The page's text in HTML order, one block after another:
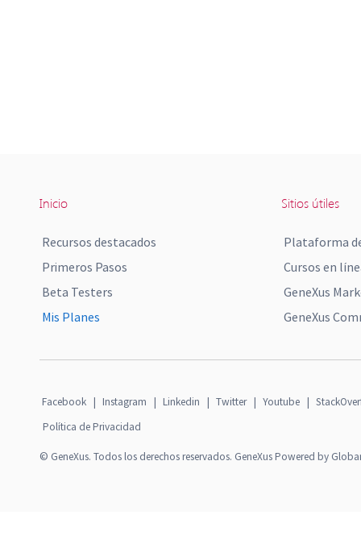
Inicio
Recursos destacados
Primeros Pasos
Beta Testers
Mis Planes
Sitios útiles
Plataforma
Cursos en
GeneXus
GeneXus
Facebook | Instagram | Linkedin | Twitter | Youtube |
Política de Privacidad
© GeneXus. Todos los derechos reservados. GeneXus Powered by